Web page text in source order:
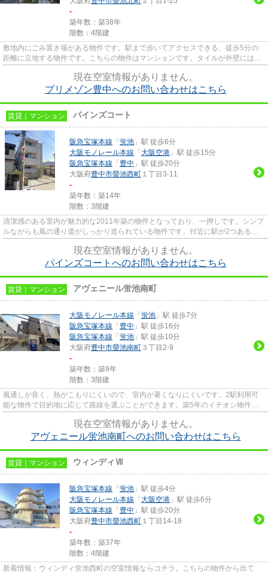
-
築年数：築38年
階数：4階建
敷地内にごみ置き場がある物件です。駅まで歩いてアクセスできる、徒歩5分の
距離に立地する物件です。こちらの物件はマンションです。タイルが外壁には張
現在空室情報がありません。
プリメゾン豊中へのお問い合わせはこちら
賃貸｜マンション パインズコート
阪急宝塚本線 「 蛍池 」駅 徒歩6分
大阪モノレール本線 「 大阪空港 」駅 徒歩15分
阪急宝塚本線 「 豊中 」駅 徒歩20分
大阪府豊中市螢池西町 １丁目3-11
-
築年数：築14年
階数：3階建
清潔感のある室内が魅力的な2011年築の物件となっており、一押しです。シンプ
ルながらも風の通り道がしっかり造られている物件です。付近に駅が2つあるの
現在空室情報がありません。
パインズコートへのお問い合わせはこちら
賃貸｜マンション アヴェニール蛍池南町
大阪モノレール本線 「 蛍池 」駅 徒歩7分
阪急宝塚本線 「 豊中 」駅 徒歩16分
阪急宝塚本線 「 蛍池 」駅 徒歩10分
大阪府豊中市螢池南町 ３丁目2-9
-
築年数：築9年
階数：3階建
風通しが良く、熱がこもりにくいので、室内が暑くなりにくいです。2駅利用可
能な物件で目的地に応じて路線を選ぶことができます。築5年のイチオシ物件は
現在空室情報がありません。
アヴェニール蛍池南町へのお問い合わせはこちら
賃貸｜マンション ウィンディⅦ
阪急宝塚本線 「 蛍池 」駅 徒歩4分
大阪モノレール本線 「 大阪空港 」駅 徒歩6分
阪急宝塚本線 「 豊中 」駅 徒歩20分
大阪府豊中市螢池西町 １丁目14-18
-
築年数：築37年
階数：4階建
新着情報：ウィンディ蛍池西町の空室情報ならコチラ。こちらの物件から出て